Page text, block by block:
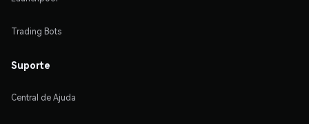
Trading Bots
Suporte
Central de Ajuda